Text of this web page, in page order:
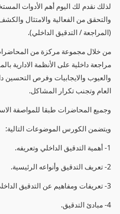
لذلك نقدم لك اليوم أهم الأدوات
والتحقق من الفعالية والامتثال
(المراجعة / التدقيق الداخلي).
من خلال مجموعة مركزة من المحاضرات
مراجعة داخلية على الأنظمة
والعيوب والايجابيات وفرص التحسين
العام وتجنب تكرار المشاكل.
وجميع المحاضرات طبقا للمواصفة الاسترشادية
ويتضمن الكورس الموضوعات التالية:
1- أهمية التدقيق الداخلي وتعريفه.
2- تعريف التدقيق وأنواعه الرئيسية.
3- تعريفات ومفاهيم عن التدقيق الداخلي.
4- مبادئ التدقيق.